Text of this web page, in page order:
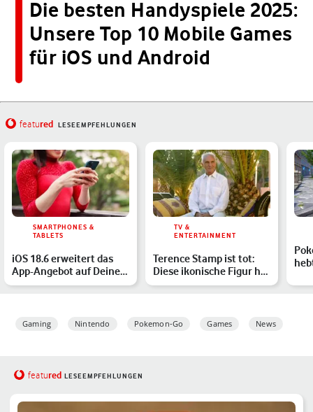
Die besten Handyspiele 2025:
Unsere Top 10 Mobile Games
für iOS und Android
featured LESEEMPFEHLUNGEN
SMARTPHONES &
TABLETS
iOS 18.6 erweitert das
App-Angebot auf Deinem
iPhone & mehr
TV &
ENTERTAINMENT
Terence Stamp ist tot:
Diese ikonische Figur hat
er in Star Wars …
Gaming Nintendo Pokemon-Go Games News
featured LESEEMPFEHLUNGEN